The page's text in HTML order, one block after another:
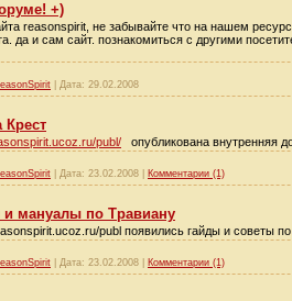
+)
reasonspirit, не забывайте что на нашем
да и сам сайт. познакомиться с другими
Дата: 29.02.2008
Крест
publ/ опубликована внутренняя
Дата: 23.02.2008 Комментарии (1)
мануалы по Травиану
publ появились гайды и советы
Дата: 23.02.2008 Комментарии (1)